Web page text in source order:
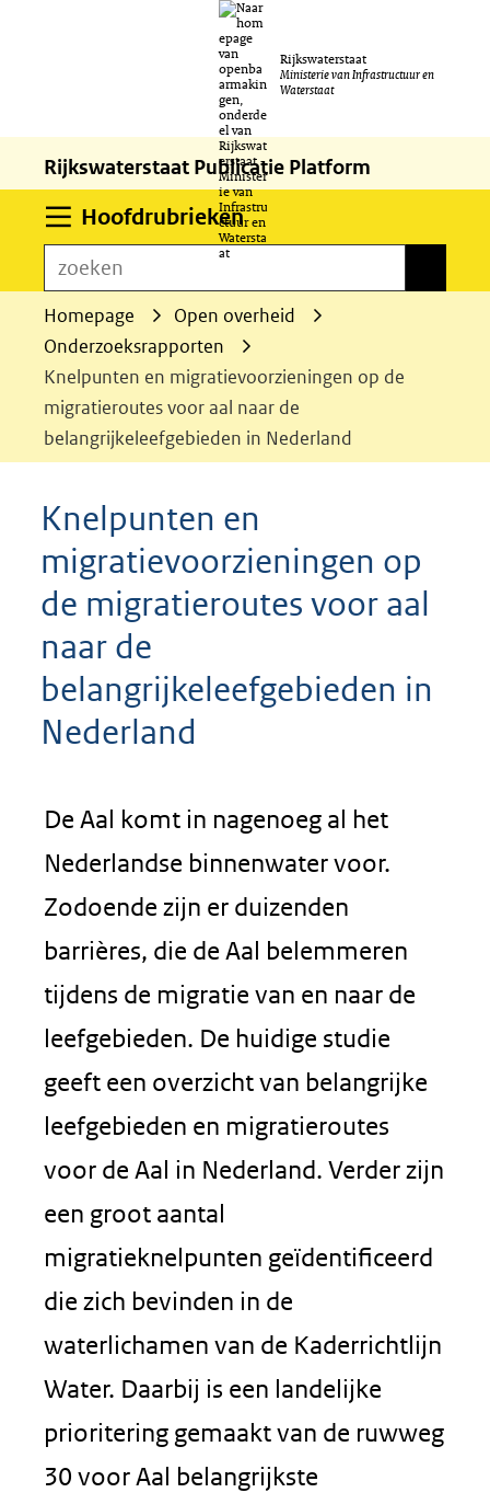
naar
de
inhoud
Rijkswaterstaat
Ministerie van Infrastructuur en
Waterstaat
Rijkswaterstaat Publicatie Platform
HoofdrubriekenUitklappen
zoeken
Homepage
Open overheid
Onderzoeksrapporten
Knelpunten en migratievoorzieningen op de
migratieroutes voor aal naar de
belangrijkeleefgebieden in Nederland
Knelpunten en
migratievoorzieningen op
de migratieroutes voor aal
naar de
belangrijkeleefgebieden in
Nederland
De Aal komt in nagenoeg al het
Nederlandse binnenwater voor.
Zodoende zijn er duizenden
barrières, die de Aal belemmeren
tijdens de migratie van en naar de
leefgebieden. De huidige studie
geeft een overzicht van belangrijke
leefgebieden en migratieroutes
voor de Aal in Nederland. Verder zijn
een groot aantal
migratieknelpunten geïdentificeerd
die zich bevinden in de
waterlichamen van de Kaderrichtlijn
Water. Daarbij is een landelijke
prioritering gemaakt van de ruwweg
30 voor Aal belangrijkste